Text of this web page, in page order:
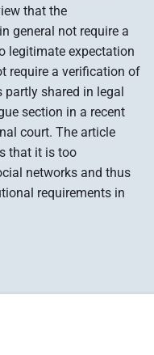
that the
general not require a
legitimate expectation
require a verification of
shared in legal
section in a recent
court. The article
that it is too
networks and thus
requirements in